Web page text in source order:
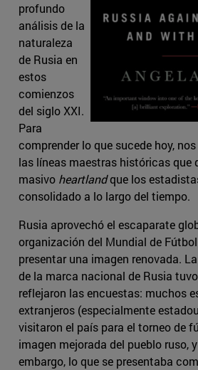
profundo
análisis de la
naturaleza
de Rusia en
estos
comienzos
del siglo XXI.
Para
comprender lo que sucede hoy,
las líneas maestras históricas que
masivo heartlandque los
consolidado a lo largo del tiempo.
Rusia aprovechó el escaparate
organización del Mundial de
presentar una imagen renovada.
de la marca nacional de Rusia
reflejaron las encuestas: muchos
extranjeros (especialmente
visitaron el país para el torneo de
imagen mejorada del pueblo ruso,
embargo, lo que se presentaba